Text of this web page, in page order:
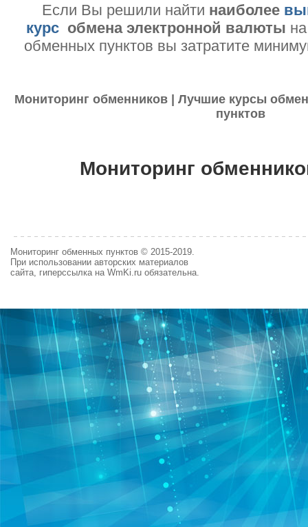
Если Вы решили найти наиболее
курс обмена электронной валюты
обменных пунктов вы затратите
Мониторинг обменников | Лучшие курсы
пунктов
Мониторинг
Мониторинг обменных пунктов © 2015-2019.
При использовании авторских материалов
сайта, гиперссылка на WmKi.ru обязательна.